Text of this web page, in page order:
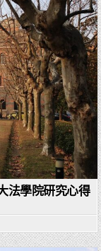
法學院研究心得